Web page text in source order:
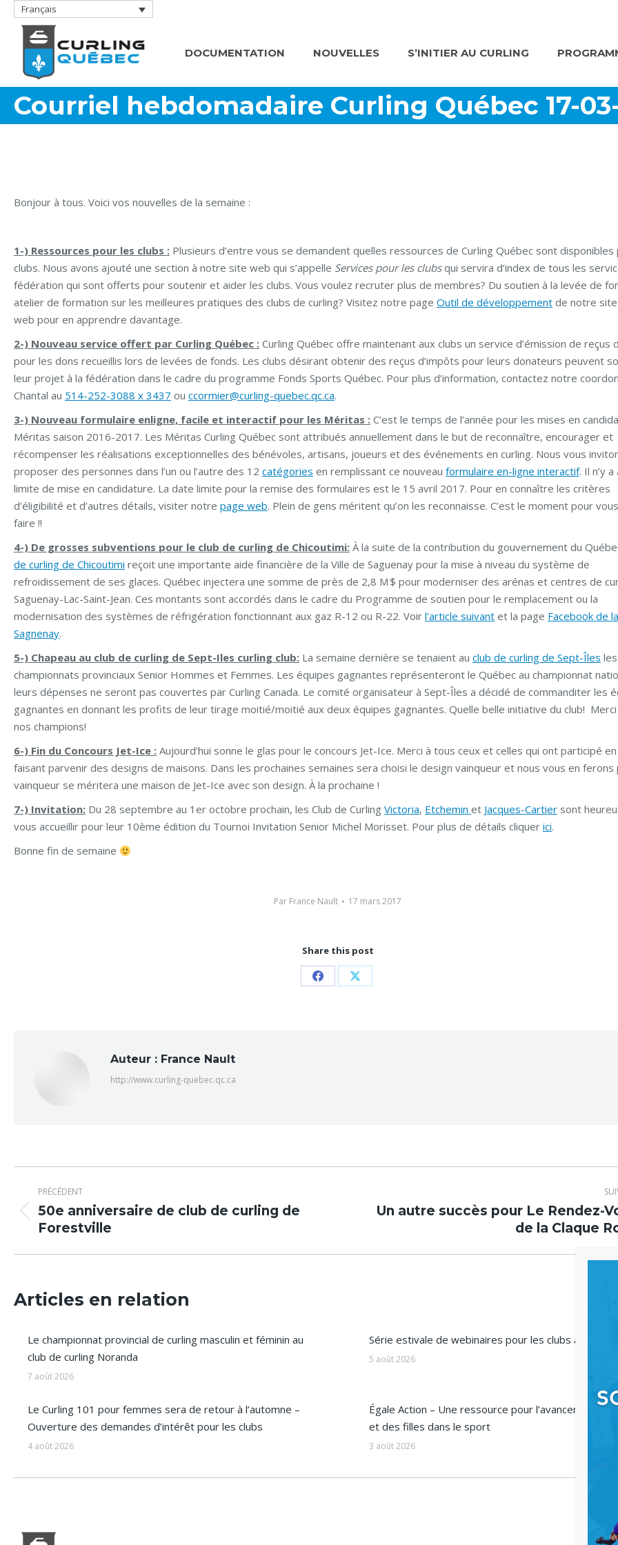
Français
DOCUMENTATION NOUVELLES S’INITIER AU CURLING
Courriel hebdomadaire Curling Québec 17-
Bonjour à tous. Voici vos nouvelles de la semaine :
1-) Ressources pour les clubs : Plusieurs d’entre vous se demandent quelles ressources de Curling Québec sont disponibles
clubs. Nous avons ajouté une section à notre site web qui s’appelle Services pour les clubsqui servira d’index de tous les
fédération qui sont offerts pour soutenir et aider les clubs. Vous voulez recruter plus de membres? Du soutien à la levée de
atelier de formation sur les meilleures pratiques des clubs de curling? Visitez notre page Outil de développement de notre site
web pour en apprendre davantage.
2-) Nouveau service offert par Curling Québec : Curling Québec offre maintenant aux clubs un service d’émission de reçus
pour les dons recueillis lors de levées de fonds. Les clubs désirant obtenir des reçus d’impôts pour leurs donateurs peuvent
leur projet à la fédération dans le cadre du programme Fonds Sports Québec. Pour plus d’information, contactez notre
Chantal au 514-252-3088 x 3437 ou ccormier@curling-quebec.qc.ca.
3-) Nouveau formulaire enligne, facile et interactif pour les Méritas : C’est le temps de l’année pour les mises en
Méritas saison 2016-2017. Les Méritas Curling Québec sont attribués annuellement dans le but de reconnaître, encourager et
récompenser les réalisations exceptionnelles des bénévoles, artisans, joueurs et des événements en curling. Nous vous
proposer des personnes dans l’un ou l’autre des 12 catégories en remplissant ce nouveau formulaire en-ligne interactif. Il n’y
limite de mise en candidature. La date limite pour la remise des formulaires est le 15 avril 2017. Pour en connaître les critères
d’éligibilité et d’autres détails, visiter notre page web. Plein de gens méritent qu’on les reconnaisse. C’est le moment pour
faire !!
4-) De grosses subventions pour le club de curling de Chicoutimi: À la suite de la contribution du gouvernement du
de curling de Chicoutimi reçoit une importante aide financière de la Ville de Saguenay pour la mise à niveau du système de
refroidissement de ses glaces. Québec injectera une somme de près de 2,8 M $ pour moderniser des arénas et centres de
Saguenay-Lac-Saint-Jean. Ces montants sont accordés dans le cadre du Programme de soutien pour le remplacement ou la
modernisation des systèmes de réfrigération fonctionnant aux gaz R-12 ou R-22. Voir l’article suivant et la page Facebook de
Sagnenay.
5-) Chapeau au club de curling de Sept-Iles curling club: La semaine dernière se tenaient au club de curling de Sept-Îles les
championnats provinciaux Senior Hommes et Femmes. Les équipes gagnantes représenteront le Québec au championnat
leurs dépenses ne seront pas couvertes par Curling Canada. Le comité organisateur à Sept-Îles a décidé de commanditer les
gagnantes en donnant les profits de leur tirage moitié/moitié aux deux équipes gagnantes. Quelle belle initiative du club! Merci
nos champions!
6-) Fin du Concours Jet-Ice : Aujourd’hui sonne le glas pour le concours Jet-Ice. Merci à tous ceux et celles qui ont participé
faisant parvenir des designs de maisons. Dans les prochaines semaines sera choisi le design vainqueur et nous vous en ferons
vainqueur se méritera une maison de Jet-Ice avec son design. À la prochaine !
7-) Invitation: Du 28 septembre au 1er octobre prochain, les Club de Curling Victoria, Etchemin et Jacques-Cartier sont
vous accueillir pour leur 10ème édition du Tournoi Invitation Senior Michel Morisset. Pour plus de détails cliquer ici.
Bonne fin de semaine
Par France Nault 17 mars 2017
Share this post
PartagerPartager
Auteur : France Nault
http://www.curling-quebec.qc.ca
Navigation
article
PRÉCÉDENT
Article
précédent
:
50e anniversaire de club de curling de
Forestville
Article
:
Un autre succès pour Le Rendez-
de la Claque
Articles en relation
Le championnat provincial de curling masculin et féminin au
club de curling Noranda
7 août 2026
Série estivale de webinaires pour les clubs affiliés
5 août 2026
Le Curling 101 pour femmes sera de retour à l’automne –
Ouverture des demandes d’intérêt pour les clubs
4 août 2026
Égale Action – Une ressource pour l’avancement
et des filles dans le sport
3 août 2026